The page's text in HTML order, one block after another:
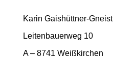
Karin Gaishüttner-Gneist
Leitenbauerweg 10
A – 8741 Weißkirchen